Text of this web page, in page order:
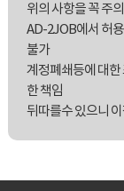
위의 사항을 꼭 주
AD-2JOB에서 허
불가
계정폐쇄등에 대한
한 책임
뒤따를수 있으니